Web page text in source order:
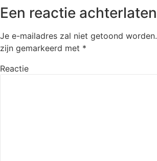
Een reactie achterlaten
Je e-mailadres zal niet getoond worden.
zijn gemarkeerd met *
Reactie